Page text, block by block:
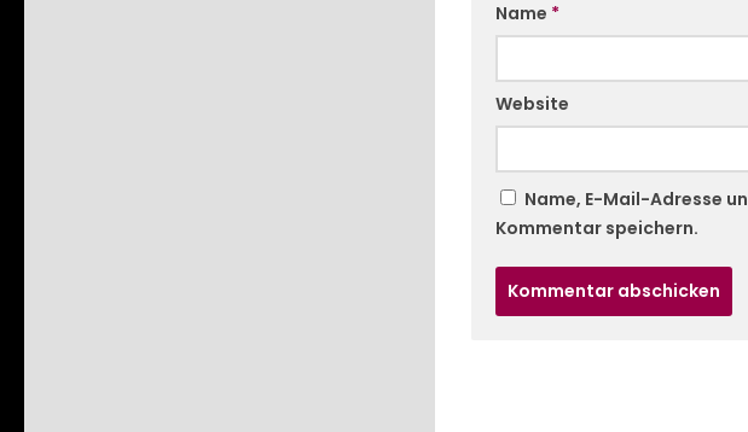
Name *
Website
Name, E-Mail-Adresse
Kommentar speichern.